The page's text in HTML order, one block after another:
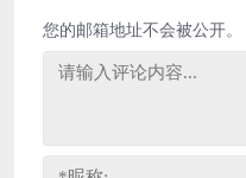
您的邮箱地址不会被公开。